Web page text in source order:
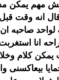
مش مهم
وقال انه وقت
صاحبه ان
انا
يمكن كلام
بيعاكسنى